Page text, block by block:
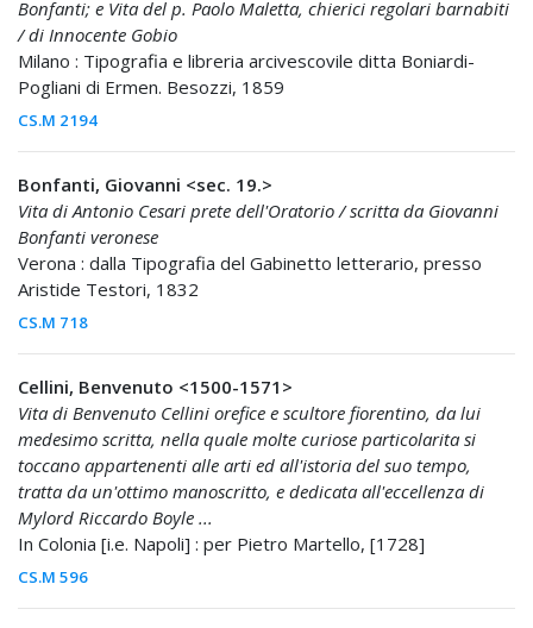
Bonfanti; e Vita del p. Paolo Maletta, chierici regolari barnabiti
/ di Innocente Gobio
Milano : Tipografia e libreria arcivescovile ditta Boniardi-
Pogliani di Ermen. Besozzi, 1859
CS.M 2194
Bonfanti, Giovanni <sec. 19.>
Vita di Antonio Cesari prete dell'Oratorio / scritta da Giovanni
Bonfanti veronese
Verona : dalla Tipografia del Gabinetto letterario, presso
Aristide Testori, 1832
CS.M 718
Cellini, Benvenuto <1500-1571>
Vita di Benvenuto Cellini orefice e scultore fiorentino, da lui
medesimo scritta, nella quale molte curiose particolarita si
toccano appartenenti alle arti ed all'istoria del suo tempo,
tratta da un'ottimo manoscritto, e dedicata all'eccellenza di
Mylord Riccardo Boyle ...
In Colonia [i.e. Napoli] : per Pietro Martello, [1728]
CS.M 596